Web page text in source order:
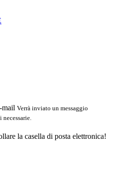
mail Verrà inviato un messaggio
la casella di posta elettronica!